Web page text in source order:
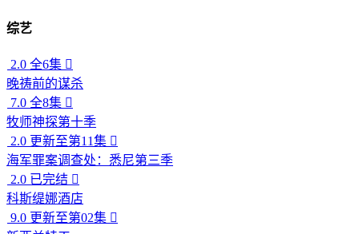
综艺
2.0 全6集 
晚祷前的谋杀
7.0 全8集 
牧师神探第十季
2.0 更新至第11集 
海军罪案调查处：悉尼第三季
2.0 已完结 
科斯缇娜酒店
9.0 更新至第02集 